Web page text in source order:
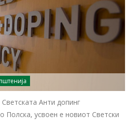
Анти допинг
Полска, усвоен е новиот Светски